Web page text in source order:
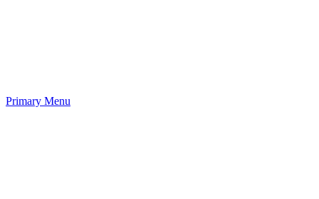
Primary Menu